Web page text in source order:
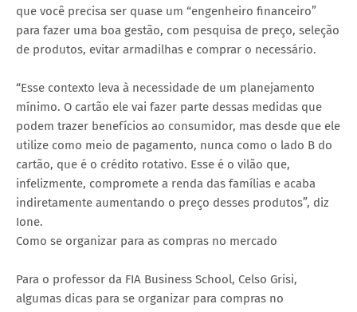
que você precisa ser quase um “engenheiro financeiro”
para fazer uma boa gestão, com pesquisa de preço, seleção
de produtos, evitar armadilhas e comprar o necessário.
“Esse contexto leva à necessidade de um planejamento
mínimo. O cartão ele vai fazer parte dessas medidas que
podem trazer benefícios ao consumidor, mas desde que ele
utilize como meio de pagamento, nunca como o lado B do
cartão, que é o crédito rotativo. Esse é o vilão que,
infelizmente, compromete a renda das famílias e acaba
indiretamente aumentando o preço desses produtos”, diz
Ione.
Como se organizar para as compras no mercado
Para o professor da FIA Business School, Celso Grisi,
algumas dicas para se organizar para compras no